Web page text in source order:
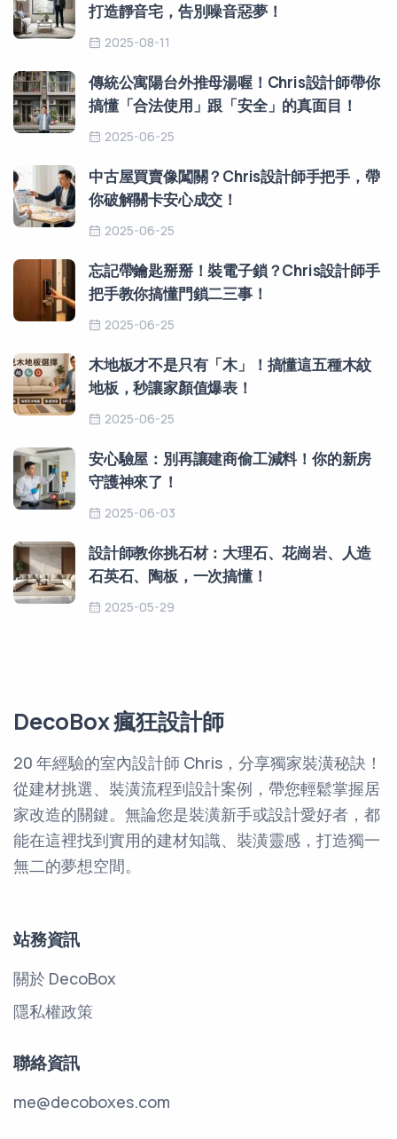
打造靜音宅，告別噪音惡夢！
2025-08-11
傳統公寓陽台外推母湯喔！Chris設計師帶你
搞懂「合法使用」跟「安全」的真面目！
2025-06-25
中古屋買賣像闖關？Chris設計師手把手，帶
你破解關卡安心成交！
2025-06-25
忘記帶鑰匙掰掰！裝電子鎖？Chris設計師手
把手教你搞懂門鎖二三事！
2025-06-25
木地板才不是只有「木」！搞懂這五種木紋
地板，秒讓家顏值爆表！
2025-06-25
安心驗屋：別再讓建商偷工減料！你的新房
守護神來了！
2025-06-03
設計師教你挑石材：大理石、花崗岩、人造
石英石、陶板，一次搞懂！
2025-05-29
DecoBox 瘋狂設計師
20 年經驗的室內設計師 Chris，分享獨家裝潢秘訣！
從建材挑選、裝潢流程到設計案例，帶您輕鬆掌握居
家改造的關鍵。無論您是裝潢新手或設計愛好者，都
能在這裡找到實用的建材知識、裝潢靈感，打造獨一
無二的夢想空間。
站務資訊
關於 DecoBox
隱私權政策
聯絡資訊
me@decoboxes.com